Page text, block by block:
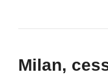
Milan,